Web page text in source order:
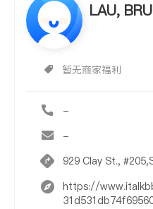
LAU,
暂无商家福利
-
-
929 Clay St.,
https://